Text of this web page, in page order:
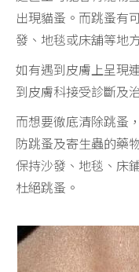
出現貓蚤。而跳蚤有
發、地毯或床舖等地
如有遇到皮膚上呈現
到皮膚科接受診斷及
而想要徹底清除跳蚤
防跳蚤及寄生蟲的藥
保持沙發、地毯、床
杜絕跳蚤。